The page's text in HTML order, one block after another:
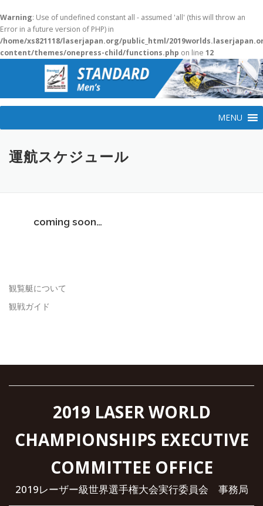
Warning: Use of undefined constant all - assumed 'all' (this will throw an
Error in a future version of PHP) in
/home/xs821118/laserjapan.org/public_html/
content/themes/onepress-child/functions.php on line 12
ン
MENU
運航スケジュール
coming soon…
観覧艇について
観戦ガイド
2019 LASER WORLD
CHAMPIONSHIPS EXECUTIVE
COMMITTEE OFFICE
2019レーザー級世界選手権大会実行委員会 事務局